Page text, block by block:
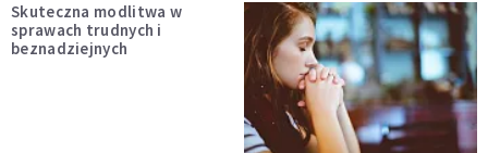
Skuteczna modlitwa w
sprawach trudnych i
beznadziejnych